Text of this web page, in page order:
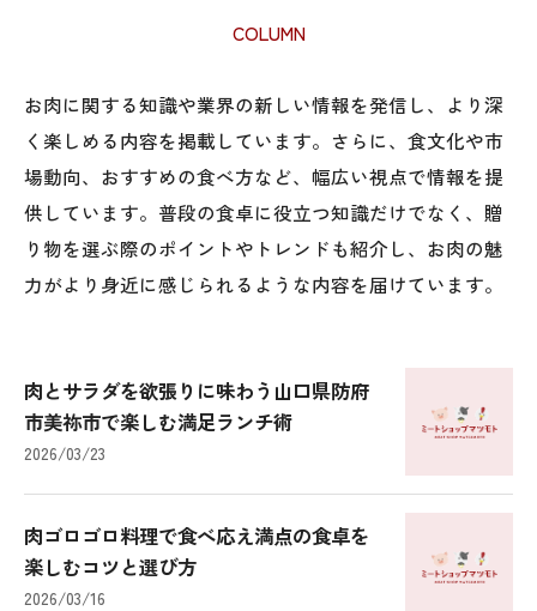
COLUMN
お肉に関する知識や業界の新しい情報を発信し、より深
く楽しめる内容を掲載しています。さらに、食文化や市
場動向、おすすめの食べ方など、幅広い視点で情報を提
供しています。普段の食卓に役立つ知識だけでなく、贈
り物を選ぶ際のポイントやトレンドも紹介し、お肉の魅
力がより身近に感じられるような内容を届けています。
肉とサラダを欲張りに味わう山口県防府
市美祢市で楽しむ満足ランチ術
2026/03/23
肉ゴロゴロ料理で食べ応え満点の食卓を
楽しむコツと選び方
2026/03/16